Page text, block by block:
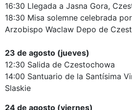
16:30 Llegada a Jasna Gora,
18:30 Misa solemne celebrada
Arzobispo Waclaw Depo de
23 de agosto (jueves)
12:30 Salida de Czestochowa
14:00 Santuario de la Santísima
Slaskie
24 de agosto (viernes)